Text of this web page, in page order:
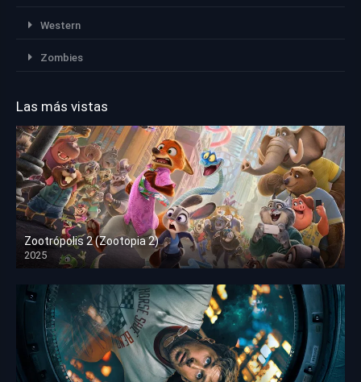
Western
Zombies
Las más vistas
Zootrópolis 2 (Zootopia 2)
2025
HD 1080p